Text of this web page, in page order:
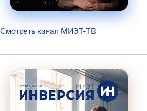
Смотреть канал МИЭТ-ТВ